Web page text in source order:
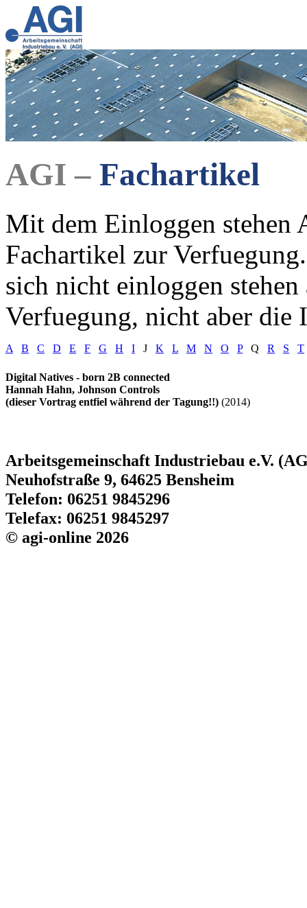
AGI – Fachartikel
Mit dem Einloggen
Fachartikel zur
sich nicht einloggen
Verfuegung, nicht aber die
A B C D E F G H I J K L M N O PQ R S T
Digital Natives - born 2B connected
Hannah Hahn, Johnson Controls
(dieser Vortrag entfiel während der Tagung!!) (2014)
Arbeitsgemeinschaft Industriebau e.V.
Neuhofstraße 9, 64625 Bensheim
Telefon: 06251 9845296
Telefax: 06251 9845297
© agi-online 2026